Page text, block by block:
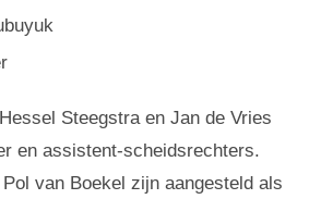
Steegstra en Jan de Vries
en assistent-scheidsrechters.
van Boekel zijn aangesteld als